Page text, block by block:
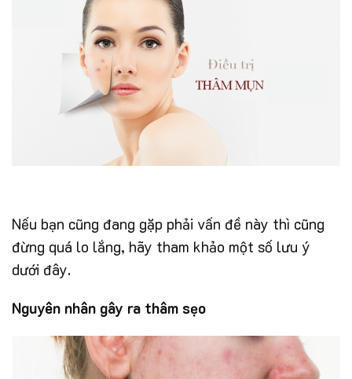
Nếu bạn cũng đang gặp phải vấn đề này thì cũng
đừng quá lo lắng, hãy tham khảo một số lưu ý
dưới đây.
Nguyên nhân gây ra thâm sẹo